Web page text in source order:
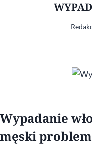
Wypadanie
męski